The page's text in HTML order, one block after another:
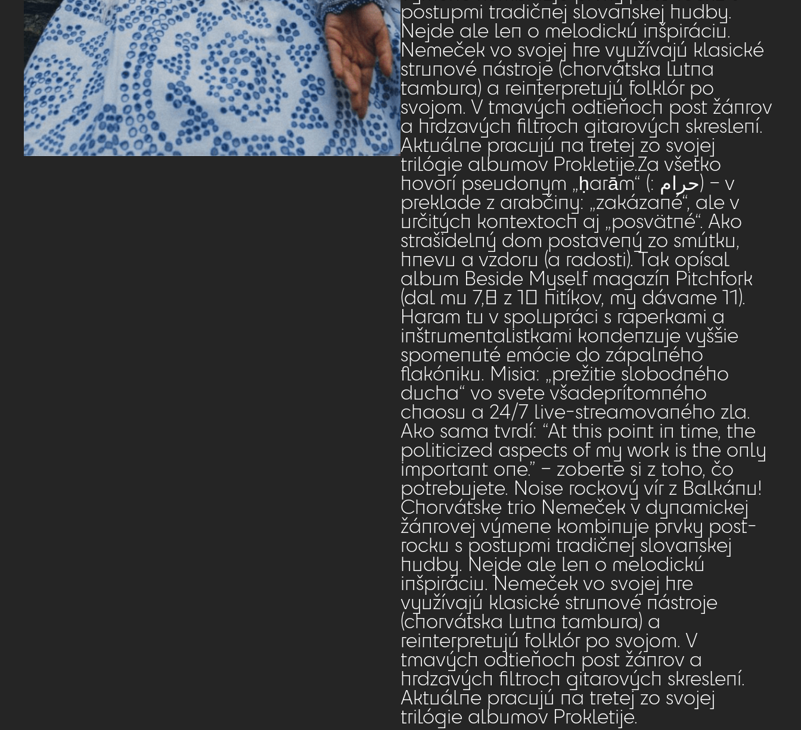
postupmi tradičnej slovanskej hudby.
Nejde ale len o melodickú inšpiráciu.
Nemeček vo svojej hre využívajú klasické
strunové nástroje (chorvátska lutna
tambura) a reinterpretujú folklór po
svojom. V tmavých odtieňoch post žánrov
a hrdzavých filtroch gitarových skreslení.
Aktuálne pracujú na tretej zo svojej
trilógie albumov Prokletije.Za všetko
hovorí pseudonym „ḥarām“ (: حرام) – v
preklade z arabčiny: „zakázané“, ale v
určitých kontextoch aj „posvätné“. Ako
strašidelný dom postavený zo smútku,
hnevu a vzdoru (a radosti). Tak opísal
album Beside Myself magazín Pitchfork
(dal mu 7,8 z 10 hitíkov, my dávame 11).
Haram tu v spolupráci s raperkami a
inštrumentalistkami kondenzuje vyššie
spomenuté emócie do zápalného
flakóniku. Misia: „prežitie slobodného
ducha“ vo svete všadeprítomného
chaosu a 24/7 live-streamovaného zla.
Ako sama tvrdí: “At this point in time, the
politicized aspects of my work is the only
important one.” – zoberte si z toho, čo
potrebujete. Noise rockový vír z Balkánu!
Chorvátske trio Nemeček v dynamickej
žánrovej výmene kombinuje prvky post-
rocku s postupmi tradičnej slovanskej
hudby. Nejde ale len o melodickú
inšpiráciu. Nemeček vo svojej hre
využívajú klasické strunové nástroje
(chorvátska lutna tambura) a
reinterpretujú folklór po svojom. V
tmavých odtieňoch post žánrov a
hrdzavých filtroch gitarových skreslení.
Aktuálne pracujú na tretej zo svojej
trilógie albumov Prokletije.